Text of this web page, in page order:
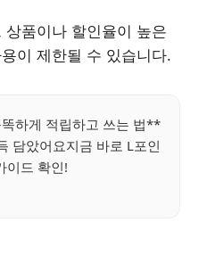
상품이나 할인율이 높은
이 제한될 수 있습니다.
하게 적립하고 쓰는 법**
담았어요지금 바로 L포인
이드 확인!